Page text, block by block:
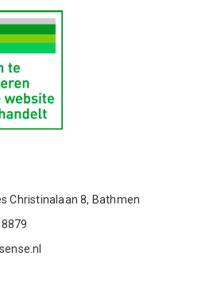
Christinalaan 8, Bathmen